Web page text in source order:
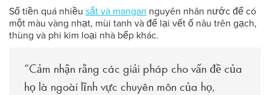
Số tiền quá nhiều sắt và mangan nguyên nhân nước để có
một màu vàng nhạt, mùi tanh và để lại vết ố nâu trên gạch,
thùng và phi kim loại nhà bếp khác.
“Cảm nhận rằng các giải pháp cho vấn đề của
họ là ngoài lĩnh vực chuyên môn của họ,